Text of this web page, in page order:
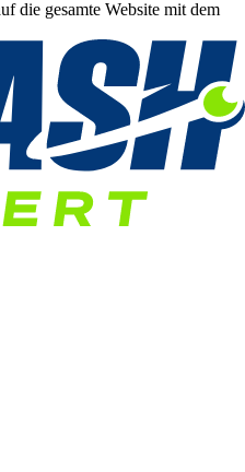
die gesamte Website mit dem